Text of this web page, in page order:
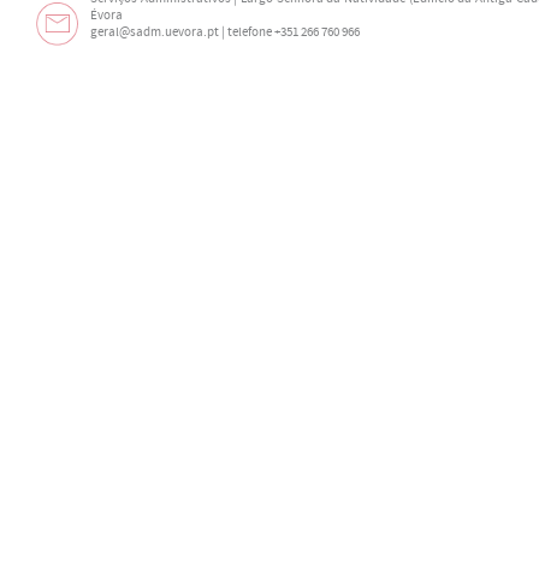
Évora
geral@sadm.uevora.pt | telefone +351 266 760 966